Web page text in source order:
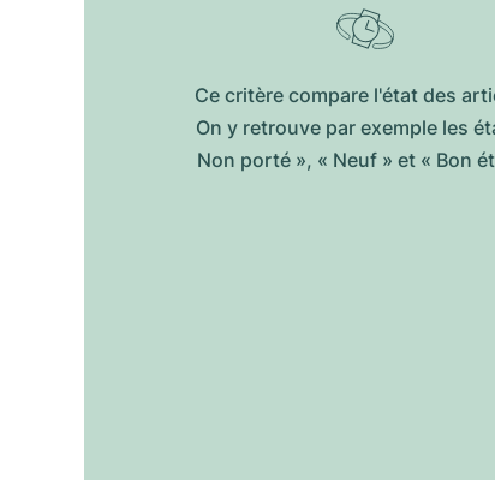
Ce critère compare l'état des
On y retrouve par exemple les
Non porté », « Neuf » et « Bon